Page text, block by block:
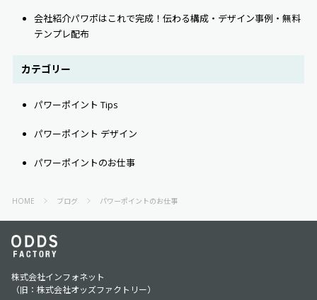
会社紹介パワポはこれで完成！伝わる構成・デザイン事例・無料
テンプレ配布
カテゴリー
パワーポイント Tips
パワーポイント デザイン
パワーポイントのお仕事
HOME ブログ パワーポイントのお仕事
株式会社インフォネット
（旧：株式会社オッズファクトリー）